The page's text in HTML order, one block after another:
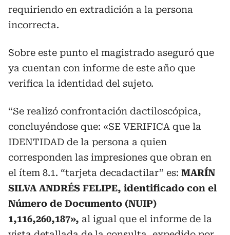
requiriendo en extradición a la persona
incorrecta.
Sobre este punto el magistrado aseguró que
ya cuentan con informe de este año que
verifica la identidad del sujeto.
“Se realizó confrontación dactiloscópica,
concluyéndose que: «SE VERIFICA que la
IDENTIDAD de la persona a quien
corresponden las impresiones que obran en
el ítem 8.1. “tarjeta decadactilar” es: MARÍN
SILVA ANDRÉS FELIPE, identificado con el
Número de Documento (NUIP)
1,116,260,187», al igual que el informe de la